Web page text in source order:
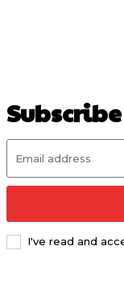
Subscribe
I've read and